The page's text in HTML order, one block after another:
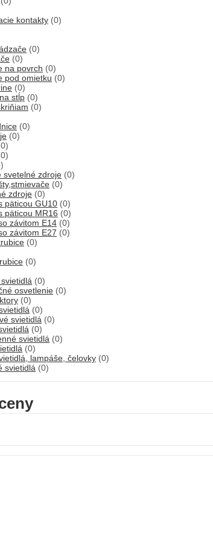
kontakty (0)
(0)
(0)
na povrch (0)
pod omietku (0)
(0)
stĺp (0)
(0)
(0)
(0)
svetelné zdroje (0)
(0)
zdroje (0)
päticou GU10 (0)
päticou MR16 (0)
závitom E14 (0)
závitom E27 (0)
(0)
(0)
(0)
osvetlenie (0)
(0)
(0)
svietidlá (0)
(0)
svietidlá (0)
(0)
lampáše, čelovky (0)
svietidlá (0)